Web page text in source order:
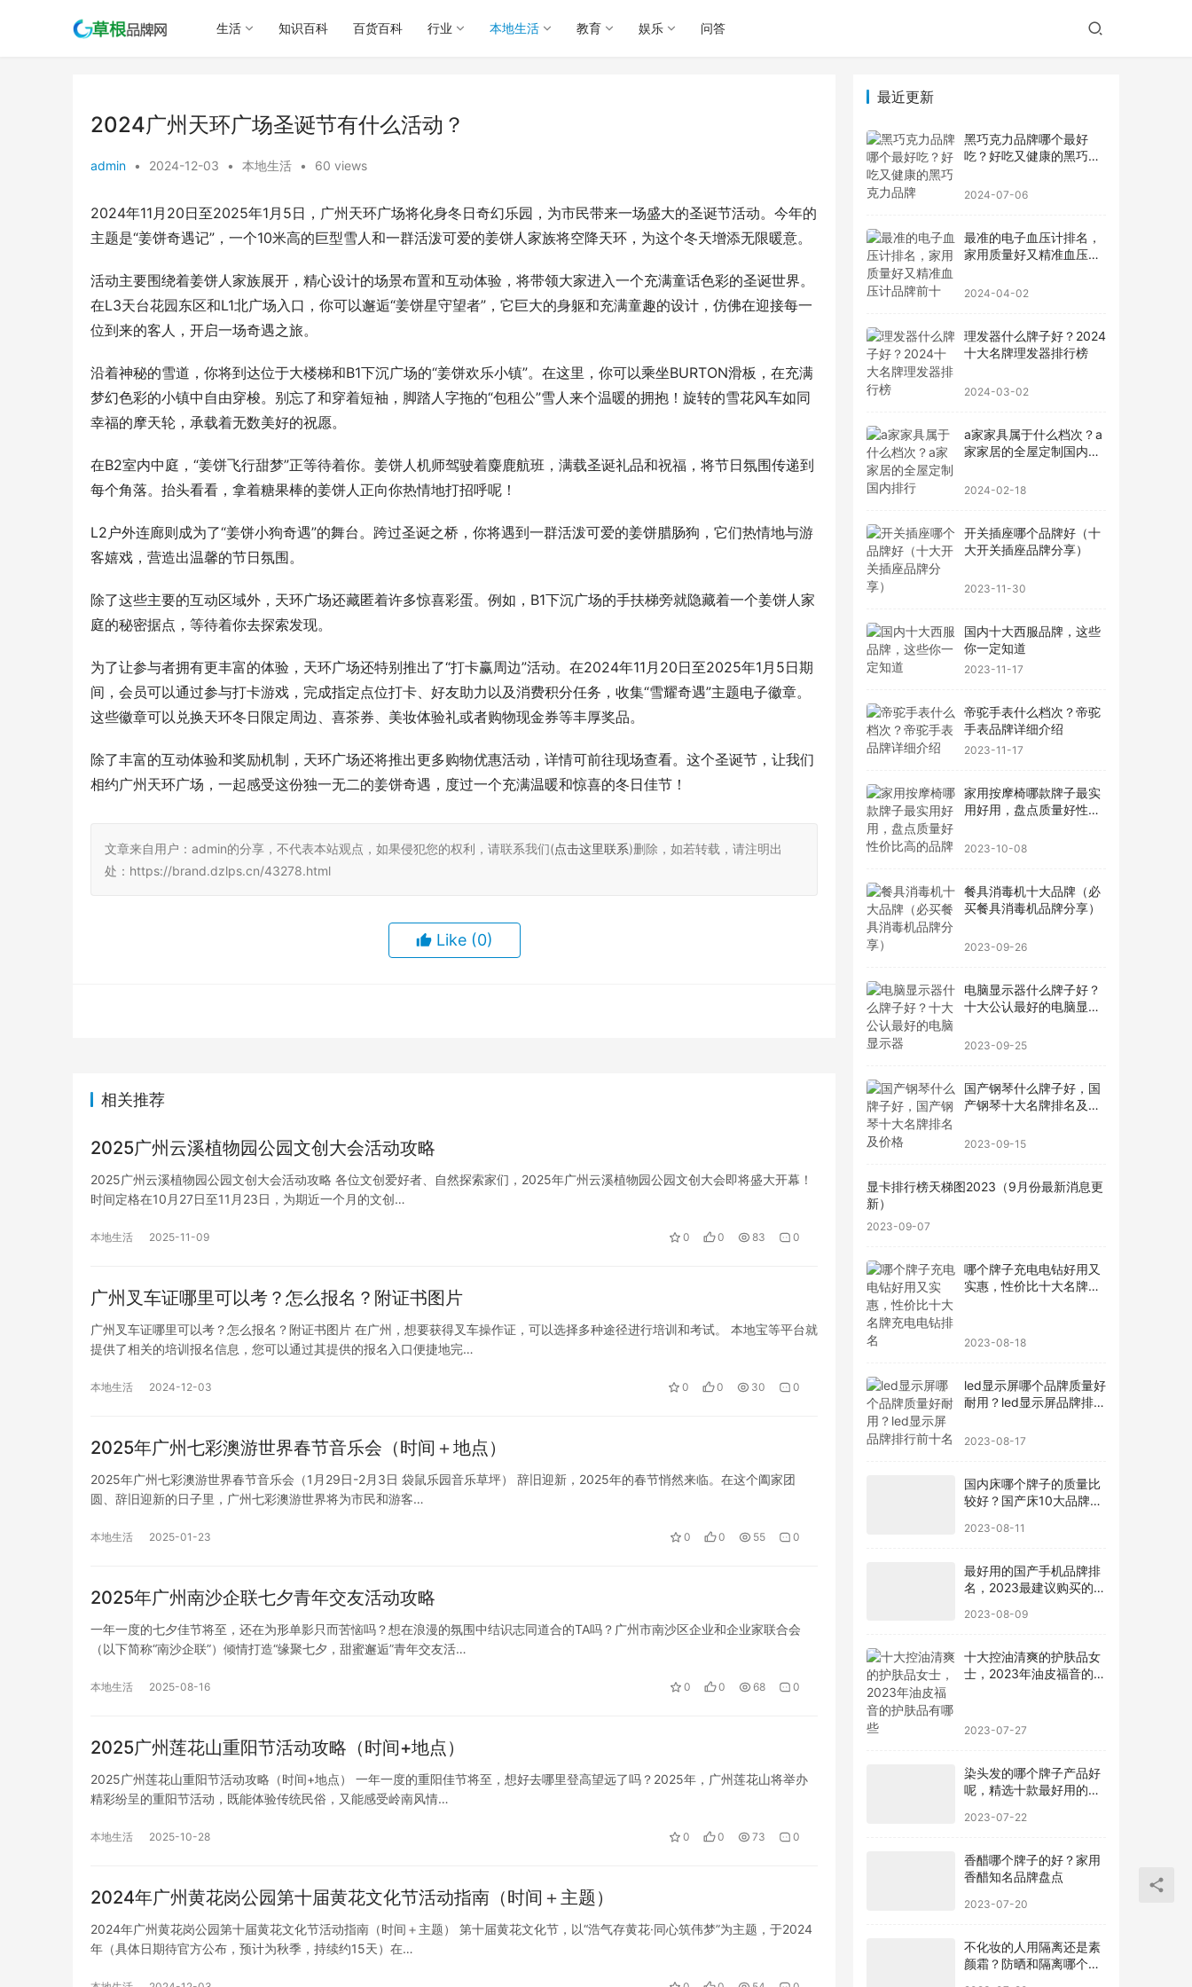
生活 知识百科 百货百科 行业 本地生活 教育 娱乐 问答
2024广州天环广场圣诞节有什么活动？
admin • 2024-12-03 • 本地生活 • 60 views
2024年11月20日至2025年1月5日，广州天环广场将化身冬日奇幻乐园，为市民带来一场盛大的圣诞节活动。今年的
主题是“姜饼奇遇记”，一个10米高的巨型雪人和一群活泼可爱的姜饼人家族将空降天环，为这个冬天增添无限暖意。
活动主要围绕着姜饼人家族展开，精心设计的场景布置和互动体验，将带领大家进入一个充满童话色彩的圣诞世界。
在L3天台花园东区和L1北广场入口，你可以邂逅“姜饼星守望者”，它巨大的身躯和充满童趣的设计，仿佛在迎接每一
位到来的客人，开启一场奇遇之旅。
沿着神秘的雪道，你将到达位于大楼梯和B1下沉广场的“姜饼欢乐小镇”。在这里，你可以乘坐BURTON滑板，在充满
梦幻色彩的小镇中自由穿梭。别忘了和穿着短袖，脚踏人字拖的“包租公”雪人来个温暖的拥抱！旋转的雪花风车如同
幸福的摩天轮，承载着无数美好的祝愿。
在B2室内中庭，“姜饼飞行甜梦”正等待着你。姜饼人机师驾驶着麋鹿航班，满载圣诞礼品和祝福，将节日氛围传递到
每个角落。抬头看看，拿着糖果棒的姜饼人正向你热情地打招呼呢！
L2户外连廊则成为了“姜饼小狗奇遇”的舞台。跨过圣诞之桥，你将遇到一群活泼可爱的姜饼腊肠狗，它们热情地与游
客嬉戏，营造出温馨的节日氛围。
除了这些主要的互动区域外，天环广场还藏匿着许多惊喜彩蛋。例如，B1下沉广场的手扶梯旁就隐藏着一个姜饼人家
庭的秘密据点，等待着你去探索发现。
为了让参与者拥有更丰富的体验，天环广场还特别推出了“打卡赢周边”活动。在2024年11月20日至2025年1月5日期
间，会员可以通过参与打卡游戏，完成指定点位打卡、好友助力以及消费积分任务，收集“雪耀奇遇”主题电子徽章。
这些徽章可以兑换天环冬日限定周边、喜茶券、美妆体验礼或者购物现金券等丰厚奖品。
除了丰富的互动体验和奖励机制，天环广场还将推出更多购物优惠活动，详情可前往现场查看。这个圣诞节，让我们
相约广州天环广场，一起感受这份独一无二的姜饼奇遇，度过一个充满温暖和惊喜的冬日佳节！
文章来自用户：admin的分享，不代表本站观点，如果侵犯您的权利，请联系我们(点击这里联系)删除，如若转载，请注明出
处：https://brand.dzlps.cn/43278.html
Like (0)
相关推荐
2025广州云溪植物园公园文创大会活动攻略
2025广州云溪植物园公园文创大会活动攻略 各位文创爱好者、自然探索家们，2025年广州云溪植物园公园文创大会即将盛大开幕！
时间定格在10月27日至11月23日，为期近一个月的文创…
本地生活 2025-11-09 0 0 83 0
广州叉车证哪里可以考？怎么报名？附证书图片
广州叉车证哪里可以考？怎么报名？附证书图片 在广州，想要获得叉车操作证，可以选择多种途径进行培训和考试。 本地宝等平台就
提供了相关的培训报名信息，您可以通过其提供的报名入口便捷地完…
本地生活 2024-12-03 0 0 30 0
2025年广州七彩澳游世界春节音乐会（时间＋地点）
2025年广州七彩澳游世界春节音乐会（1月29日-2月3日 袋鼠乐园音乐草坪） 辞旧迎新，2025年的春节悄然来临。在这个阖家团
圆、辞旧迎新的日子里，广州七彩澳游世界将为市民和游客…
本地生活 2025-01-23 0 0 55 0
2025年广州南沙企联七夕青年交友活动攻略
一年一度的七夕佳节将至，还在为形单影只而苦恼吗？想在浪漫的氛围中结识志同道合的TA吗？广州市南沙区企业和企业家联合会
（以下简称“南沙企联”）倾情打造“缘聚七夕，甜蜜邂逅”青年交友活…
本地生活 2025-08-16 0 0 68 0
2025广州莲花山重阳节活动攻略（时间+地点）
2025广州莲花山重阳节活动攻略（时间+地点） 一年一度的重阳佳节将至，想好去哪里登高望远了吗？2025年，广州莲花山将举办
精彩纷呈的重阳节活动，既能体验传统民俗，又能感受岭南风情…
本地生活 2025-10-28 0 0 73 0
2024年广州黄花岗公园第十届黄花文化节活动指南（时间＋主题）
2024年广州黄花岗公园第十届黄花文化节活动指南（时间＋主题） 第十届黄花文化节，以“浩气存黄花·同心筑伟梦”为主题，于2024
年（具体日期待官方公布，预计为秋季，持续约15天）在…
最近更新
黑巧克力品牌哪个最好
吃？好吃又健康的黑巧克
2024-07-06
最准的电子血压计排名，
家用质量好又精准血压计
2024-04-02
理发器什么牌子好？2024
十大名牌理发器排行榜
2024-03-02
a家家具属于什么档次？a
家家居的全屋定制国内排
2024-02-18
开关插座哪个品牌好（十
大开关插座品牌分享）
2023-11-30
国内十大西服品牌，这些
你一定知道
2023-11-17
帝驼手表什么档次？帝驼
手表品牌详细介绍
2023-11-17
家用按摩椅哪款牌子最实
用好用，盘点质量好性价
2023-10-08
餐具消毒机十大品牌（必
买餐具消毒机品牌分享）
2023-09-26
电脑显示器什么牌子好？
十大公认最好的电脑显示
2023-09-25
国产钢琴什么牌子好，国
产钢琴十大名牌排名及价
2023-09-15
显卡排行榜天梯图2023（9月份最新消息更
新）
2023-09-07
哪个牌子充电电钻好用又
实惠，性价比十大名牌充
2023-08-18
led显示屏哪个品牌质量好
耐用？led显示屏品牌排行
2023-08-17
国内床哪个牌子的质量比
较好？国产床10大品牌最
2023-08-11
最好用的国产手机品牌排
名，2023最建议购买的5
2023-08-09
十大控油清爽的护肤品女
士，2023年油皮福音的护
2023-07-27
染头发的哪个牌子产品好
呢，精选十款最好用的染
2023-07-22
香醋哪个牌子的好？家用
香醋知名品牌盘点
2023-07-20
不化妆的人用隔离还是素
颜霜？防晒和隔离哪个先